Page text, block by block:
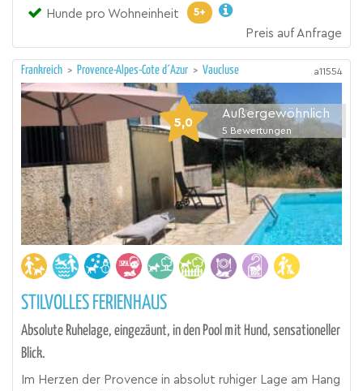
Hunde pro Wohneinheit
5+
Preis auf Anfrage
Frankreich > Provence-Alpes-Cote d´Azur > Vaucluse a11554
5,0
Außergewöhnlich
5 Bewertungen
STILVOLLES FERIENHAUS
Absolute Ruhelage, eingezäunt, in den Pool mit Hund, sensationeller
Blick.
Im Herzen der Provence in absolut ruhiger Lage am Hang